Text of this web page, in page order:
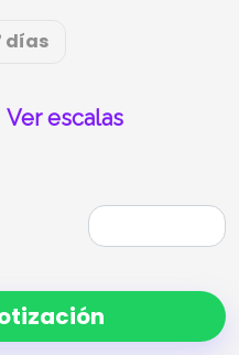
días
Ver escalas